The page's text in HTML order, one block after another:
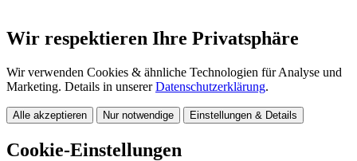
Wir respektieren Ihre Privatsphäre
Wir verwenden Cookies & ähnliche Technologien für Analyse und
Marketing. Details in unsererDatenschutzerklärung.
Alle akzeptieren Nur notwendige Einstellungen & Details
Cookie-Einstellungen